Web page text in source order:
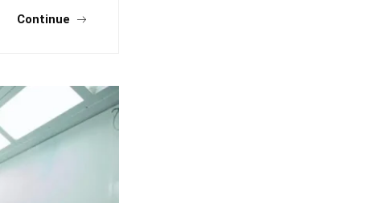
Continue